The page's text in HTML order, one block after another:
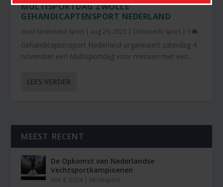
MULTISPORTDAG ZWOLLE
GEHANDICAPTENSPORT NEDERLAND
door Nederland Sport | aug 29, 2023 | Onbeperkt Sport | 0
Gehandicaptensport Nederland organiseert zaterdag 4
november een Multisportdag voor mensen met een...
LEES VERDER
MEEST RECENT
De Opkomst van Nederlandse
Vechtsportkampioenen
mrt 4, 2024 |Vechtsport